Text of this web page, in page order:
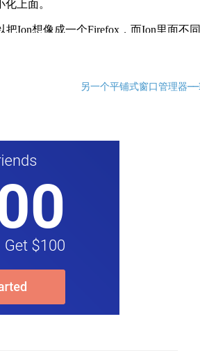
另一个平铺式窗口管理器